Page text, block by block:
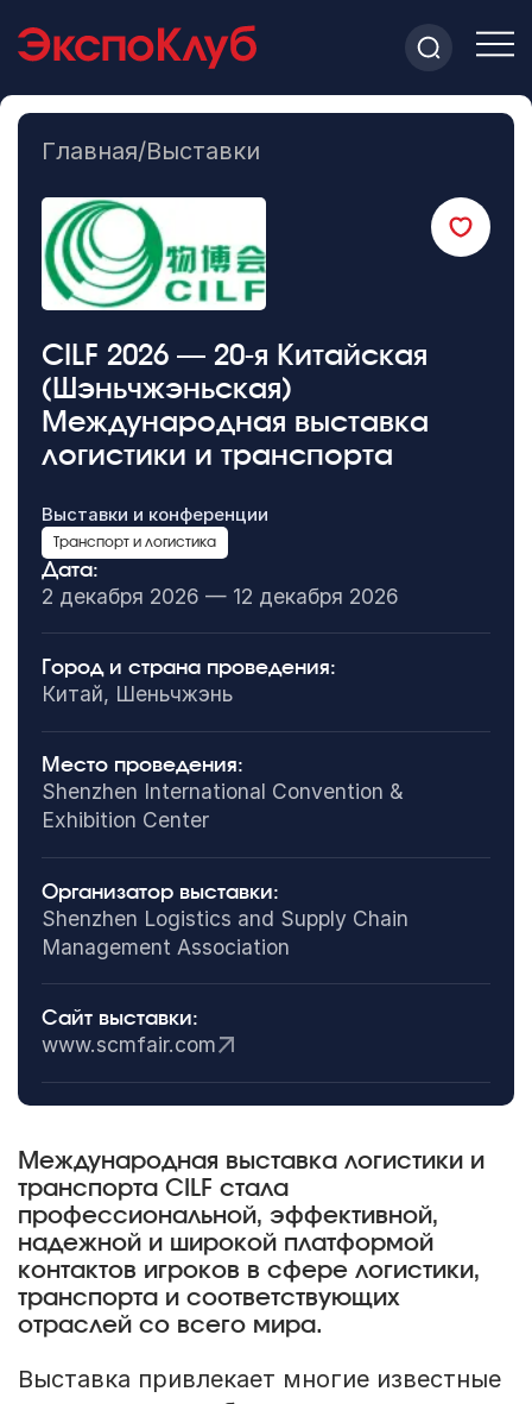
Главная/Выставки
CILF 2026 — 20-я Китайская
(Шэньчжэньская)
Международная выставка
логистики и транспорта
Выставки и конференции
Транспорт и логистика
Дата:
2 декабря 2026 — 12 декабря 2026
Город и страна проведения:
Китай, Шеньчжэнь
Место проведения:
Shenzhen International Convention &
Exhibition Center
Организатор выставки:
Shenzhen Logistics and Supply Chain
Management Association
Сайт выставки:
www.scmfair.com
Международная выставка логистики и
транспорта CILF стала
профессиональной, эффективной,
надежной и широкой платформой
контактов игроков в сфере логистики,
транспорта и соответствующих
отраслей со всего мира.
Выставка привлекает многие известные